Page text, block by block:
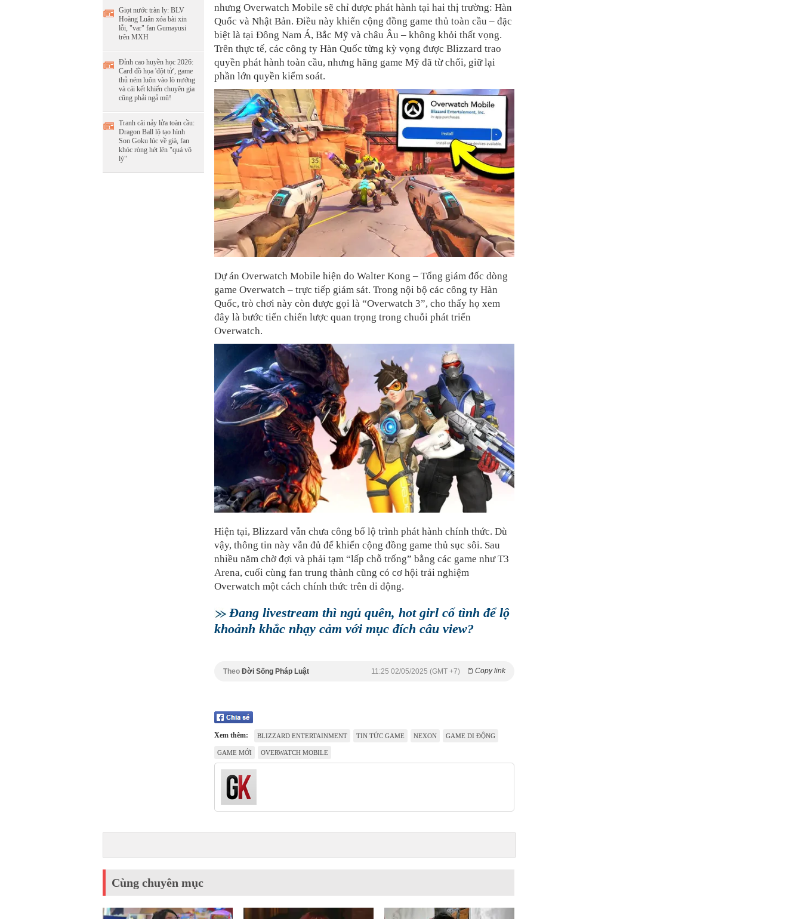
Giọt nước tràn ly: BLV
Hoàng Luân xóa bài xin
lỗi, "var" fan Gumayusi
trên MXH
Đỉnh cao huyền học 2026:
Card đồ họa 'đột tử', game
thủ ném luôn vào lò nướng
và cái kết khiến chuyên gia
cũng phải ngả mũ!
Tranh cãi nảy lửa toàn cầu:
Dragon Ball lộ tạo hình
Son Goku lúc về già, fan
khóc ròng hét lên "quá vô
lý"
nhưng Overwatch Mobile sẽ chỉ được phát hành tại hai thị trường: Hàn
Quốc và Nhật Bản. Điều này khiến cộng đồng game thủ toàn cầu – đặc
biệt là tại Đông Nam Á, Bắc Mỹ và châu Âu – không khỏi thất vọng.
Trên thực tế, các công ty Hàn Quốc từng kỳ vọng được Blizzard trao
quyền phát hành toàn cầu, nhưng hãng game Mỹ đã từ chối, giữ lại
phần lớn quyền kiểm soát.
Dự án Overwatch Mobile hiện do Walter Kong – Tổng giám đốc dòng
game Overwatch – trực tiếp giám sát. Trong nội bộ các công ty Hàn
Quốc, trò chơi này còn được gọi là “Overwatch 3”, cho thấy họ xem
đây là bước tiến chiến lược quan trọng trong chuỗi phát triển
Overwatch.
Hiện tại, Blizzard vẫn chưa công bố lộ trình phát hành chính thức. Dù
vậy, thông tin này vẫn đủ để khiến cộng đồng game thủ sục sôi. Sau
nhiều năm chờ đợi và phải tạm “lấp chỗ trống” bằng các game như T3
Arena, cuối cùng fan trung thành cũng có cơ hội trải nghiệm
Overwatch một cách chính thức trên di động.
Đang livestream thì ngủ quên, hot girl cố tình để lộ
khoảnh khắc nhạy cảm với mục đích câu view?
Theo Đời Sống Pháp Luật Copy link
11:25 02/05/2025 (GMT +7)
Xem thêm: BLIZZARD ENTERTAINMENT TIN TỨC GAME NEXON GAME DI ĐỘNG
GAME MỚI OVERWATCH MOBILE
Cùng chuyên mục